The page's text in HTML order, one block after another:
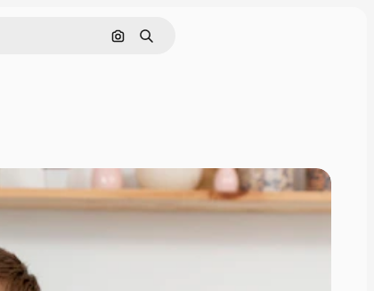
Pesquisar por imagem
Buscar